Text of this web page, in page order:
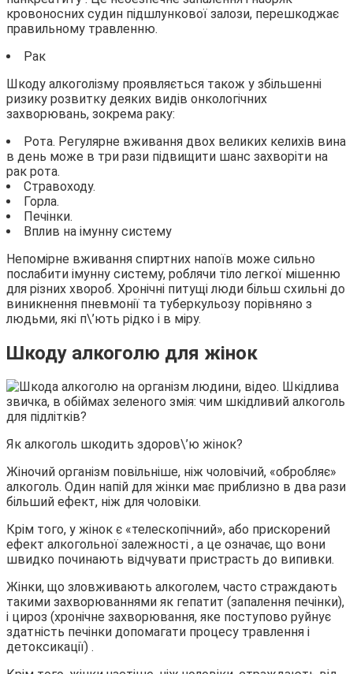
кровоносних судин підшлункової залози, перешкоджає
правильному травленню.
Рак
Шкоду алкоголізму проявляється також у збільшенні
ризику розвитку деяких видів онкологічних
захворювань, зокрема раку:
Рота. Регулярне вживання двох великих келихів вина
в день може в три рази підвищити шанс захворіти на
рак рота.
Стравоходу.
Горла.
Печінки.
Вплив на імунну систему
Непомірне вживання спиртних напоїв може сильно
послабити імунну систему, роблячи тіло легкої мішенню
для різних хвороб. Хронічні питущі люди більш схильні до
виникнення пневмонії та туберкульозу порівняно з
людьми, які п\’ють рідко і в міру.
Шкоду алкоголю для жінок
Як алкоголь шкодить здоров\’ю жінок?
Жіночий організм повільніше, ніж чоловічий, «обробляє»
алкоголь. Один напій для жінки має приблизно в два рази
більший ефект, ніж для чоловіки.
Крім того, у жінок є «телескопічний», або прискорений
ефект алкогольної залежності , а це означає, що вони
швидко починають відчувати пристрасть до випивки.
Жінки, що зловживають алкоголем, часто страждають
такими захворюваннями як гепатит (запалення печінки),
і цироз (хронічне захворювання, яке поступово руйнує
здатність печінки допомагати процесу травлення і
детоксикації) .